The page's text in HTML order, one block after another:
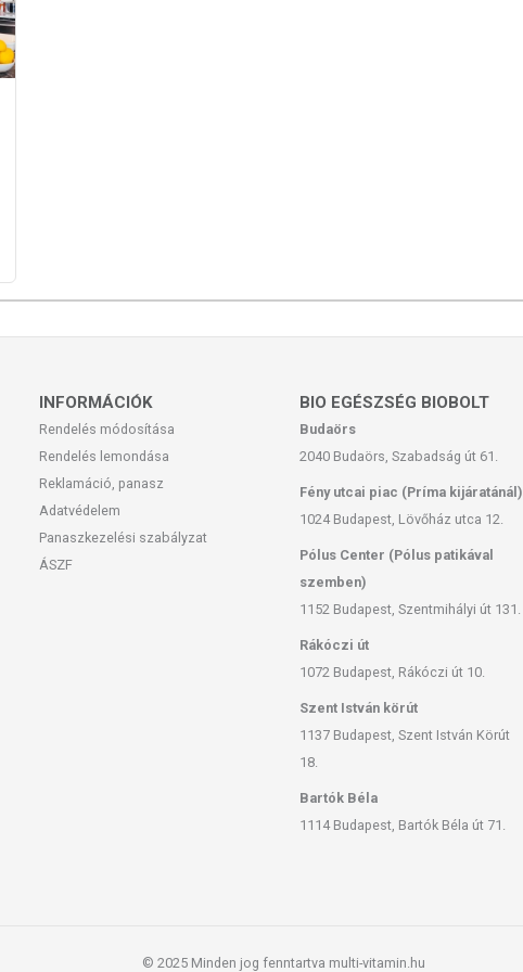
INFORMÁCIÓK
Rendelés módosítása
Rendelés lemondása
Reklamáció, panasz
Adatvédelem
Panaszkezelési szabályzat
ÁSZF
BIO EGÉSZSÉG BIOBOLT
Budaörs
2040 Budaörs, Szabadság út 61.
Fény utcai piac (Príma kijáratánál)
1024 Budapest, Lövőház utca 12.
Pólus Center (Pólus patikával
szemben)
1152 Budapest, Szentmihályi út 131.
Rákóczi út
1072 Budapest, Rákóczi út 10.
Szent István körút
1137 Budapest, Szent István Körút
18.
Bartók Béla
1114 Budapest, Bartók Béla út 71.
© 2025 Minden jog fenntartva multi-vitamin.hu